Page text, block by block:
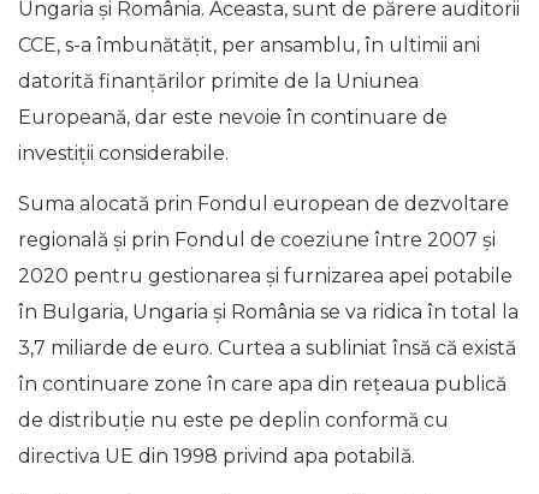
Ungaria și România. Aceasta, sunt de părere auditorii
CCE, s-a îmbunătățit, per ansamblu, în ultimii ani
datorită finanțărilor primite de la Uniunea
Europeană, dar este nevoie în continuare de
investiții considerabile.
Suma alocată prin Fondul european de dezvoltare
regională și prin Fondul de coeziune între 2007 și
2020 pentru gestionarea și furnizarea apei potabile
în Bulgaria, Ungaria și România se va ridica în total la
3,7 miliarde de euro. Curtea a subliniat însă că există
în continuare zone în care apa din rețeaua publică
de distribuție nu este pe deplin conformă cu
directiva UE din 1998 privind apa potabilă.